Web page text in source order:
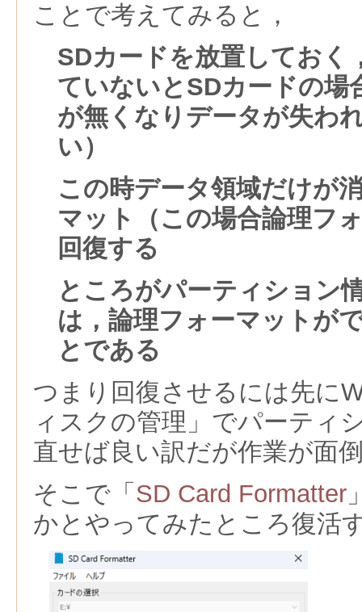
ことで考えてみると，
SDカードを放置しておく
ていないとSDカードの場
が無くなりデータが失わ
い）
この時データ領域だけが
マット（この場合論理フ
回復する
ところがパーティション
は，論理フォーマットが
とである
つまり回復させるには先に
ィスクの管理」でパーティ
直せば良い訳だが作業が面
そこで「 SD Card Formatter
かとやってみたところ復活